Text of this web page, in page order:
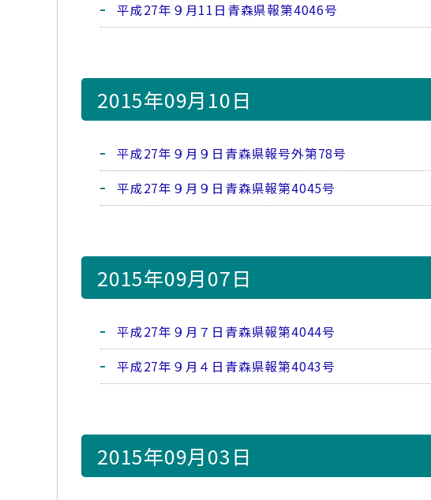
平成27年９月11日青森県報第4046号
2015年09月10日
平成27年９月９日青森県報号外第78号
平成27年９月９日青森県報第4045号
2015年09月07日
平成27年９月７日青森県報第4044号
平成27年９月４日青森県報第4043号
2015年09月03日